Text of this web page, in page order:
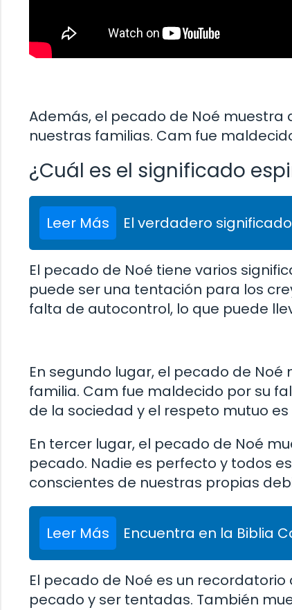
Además, el pecado de Noé
nuestras familias. Cam fue
¿Cuál es el significado
Leer Más El verdadero
El pecado de Noé tiene varios
puede ser una tentación para los
falta de autocontrol, lo que puede
En segundo lugar, el pecado de
familia. Cam fue maldecido por su
de la sociedad y el respeto mutuo
En tercer lugar, el pecado de Noé
pecado. Nadie es perfecto y todos
conscientes de nuestras propias
Leer Más Encuentra en la Biblia
El pecado de Noé es un
pecado y ser tentadas. También